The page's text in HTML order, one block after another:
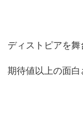
ディストピアを舞
期待値以上の面白